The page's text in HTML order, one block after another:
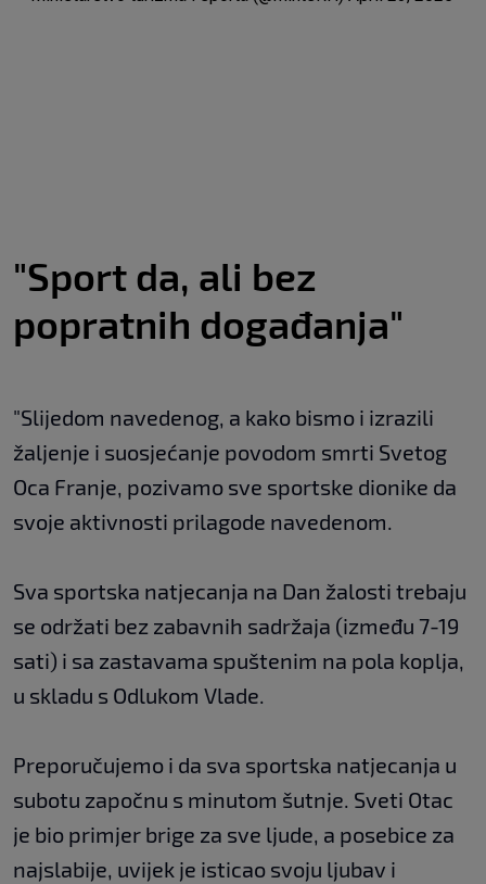
"Sport da, ali bez
popratnih događanja"
"Slijedom navedenog, a kako bismo i izrazili
žaljenje i suosjećanje povodom smrti Svetog
Oca Franje, pozivamo sve sportske dionike da
svoje aktivnosti prilagode navedenom.
Sva sportska natjecanja na Dan žalosti trebaju
se održati bez zabavnih sadržaja (između 7-19
sati) i sa zastavama spuštenim na pola koplja,
u skladu s Odlukom Vlade.
Preporučujemo i da sva sportska natjecanja u
subotu započnu s minutom šutnje. Sveti Otac
je bio primjer brige za sve ljude, a posebice za
najslabije, uvijek je isticao svoju ljubav i